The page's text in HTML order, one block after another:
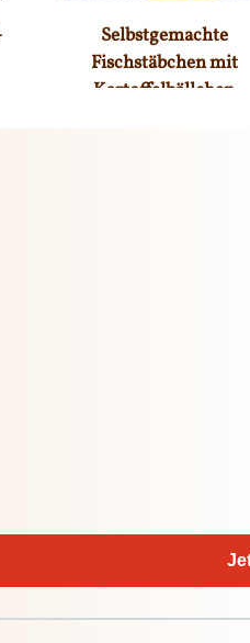
Selbstgemachte
Fischstäbchen mit
Kartoffelbällchen